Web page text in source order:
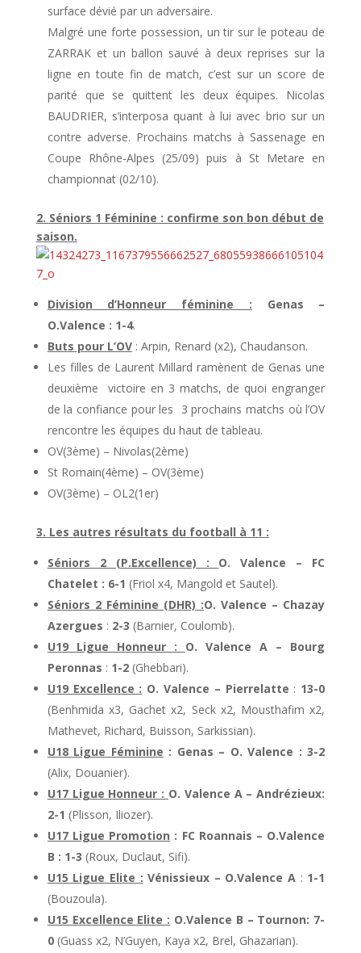
surface dévié par un adversaire.
Malgré une forte possession, un tir sur le poteau de
ZARRAK et un ballon sauvé à deux reprises sur la
ligne en toute fin de match, c’est sur un score de
parité que se quittent les deux équipes. Nicolas
BAUDRIER, s’interposa quant à lui avec brio sur un
contre adverse. Prochains matchs à Sassenage en
Coupe Rhône-Alpes (25/09) puis à St Metare en
championnat (02/10).
2. Séniors 1 Féminine : confirme son bon début de
saison.
Division d’Honneur féminine : Genas –
O.Valence : 1-4.
Buts pour L’OV: Arpin, Renard (x2), Chaudanson.
Les filles de Laurent Millard ramènent de Genas une
deuxième victoire en 3 matchs, de quoi engranger
de la confiance pour les 3 prochains matchs où l’OV
rencontre les équipes du haut de tableau.
OV(3ème) – Nivolas(2ème)
St Romain(4ème) – OV(3ème)
OV(3ème) – OL2(1er)
3. Les autres résultats du football à 11 :
Séniors 2 (P.Excellence) : O. Valence – FC
Chatelet : 6-1 (Friol x4, Mangold et Sautel).
Séniors 2 Féminine (DHR) :O. Valence – Chazay
Azergues : 2-3 (Barnier, Coulomb).
U19 Ligue Honneur : O. Valence A – Bourg
Peronnas : 1-2(Ghebbari).
U19 Excellence : O. Valence – Pierrelatte : 13-0
(Benhmida x3, Gachet x2, Seck x2, Mousthafim x2,
Mathevet, Richard, Buisson, Sarkissian).
U18 Ligue Féminine : Genas – O. Valence : 3-2
(Alix, Douanier).
U17 Ligue Honneur : O. Valence A – Andrézieux:
2-1 (Plisson, Iliozer).
U17 Ligue Promotion : FC Roannais – O.Valence
B : 1-3 (Roux, Duclaut, Sifi).
U15 Ligue Elite : Vénissieux – O.Valence A : 1-1
(Bouzoula).
U15 Excellence Elite : O.Valence B – Tournon: 7-
0 (Guass x2, N’Guyen, Kaya x2, Brel, Ghazarian).